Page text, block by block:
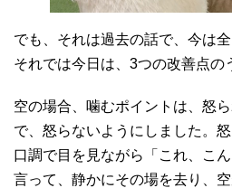
でも、それは過去の話で、今は
それでは今日は、3つの改善点の
空の場合、噛むポイントは、怒
で、怒らないようにしました。
口調で目を見ながら「これ、こ
言って、静かにその場を去り、